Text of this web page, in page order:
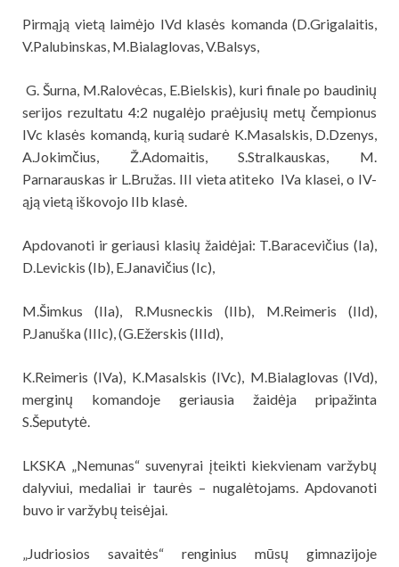
Pirmąją vietą laimėjo IVd klasės komanda (D.Grigalaitis,
V.Palubinskas, M.Bialaglovas, V.Balsys,
G. Šurna, M.Ralovėcas, E.Bielskis), kuri finale po baudinių
serijos rezultatu 4:2 nugalėjo praėjusių metų čempionus
IVc klasės komandą, kurią sudarė K.Masalskis, D.Dzenys,
A.Jokimčius, Ž.Adomaitis, S.Stralkauskas, M.
Parnarauskas ir L.Bružas. III vieta atiteko IVa klasei, o IV-
ąją vietą iškovojo IIb klasė.
Apdovanoti ir geriausi klasių žaidėjai: T.Baracevičius (Ia),
D.Levickis (Ib), E.Janavičius (Ic),
M.Šimkus (IIa), R.Musneckis (IIb), M.Reimeris (IId),
P.Januška (IIIc), (G.Ežerskis (IIId),
K.Reimeris (IVa), K.Masalskis (IVc), M.Bialaglovas (IVd),
merginų komandoje geriausia žaidėja pripažinta
S.Šeputytė.
LKSKA „Nemunas“ suvenyrai įteikti kiekvienam varžybų
dalyviui, medaliai ir taurės – nugalėtojams. Apdovanoti
buvo ir varžybų teisėjai.
„Judriosios savaitės“ renginius mūsų gimnazijoje